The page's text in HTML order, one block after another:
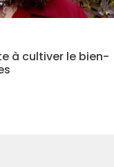
à cultiver le bien-